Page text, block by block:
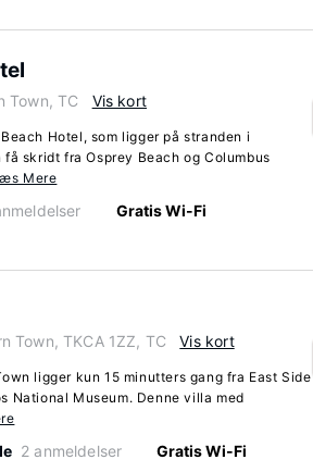
Town, TC Vis kort
Hotel, som ligger på stranden i
skridt fra Osprey Beach og Columbus
Mere
Gratis Wi-Fi
Town, TKCA 1ZZ, TC Vis kort
ligger kun 15 minutters gang fra East Side
National Museum. Denne villa med
2 anmeldelser Gratis Wi-Fi